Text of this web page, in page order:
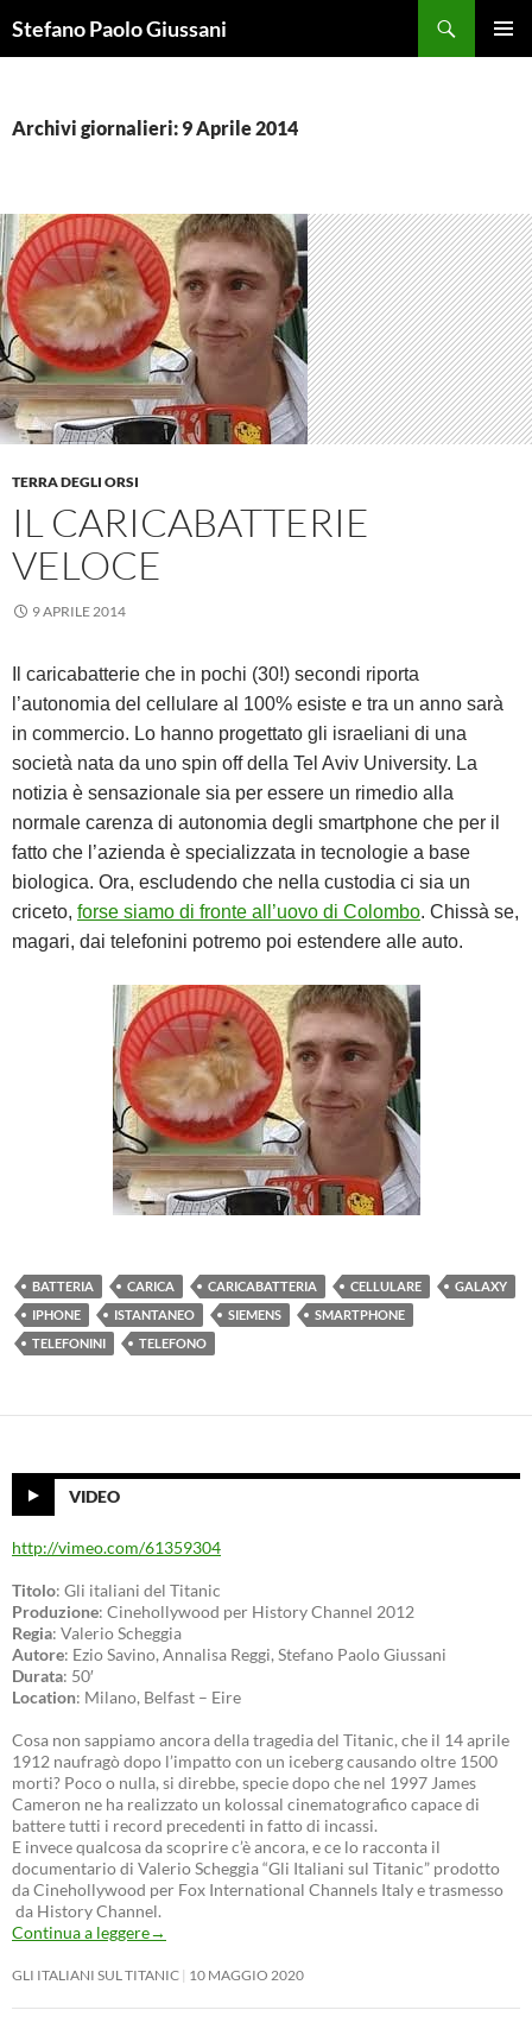
alStefano Paolo Giussani
Archivi giornalieri: 9 Aprile 2014
TERRA DEGLI ORSI
IL CARICABATTERIE
VELOCE
9 APRILE 2014
Il caricabatterie che in pochi (30!) secondi riporta
l’autonomia del cellulare al 100% esiste e tra un anno sarà
in commercio. Lo hanno progettato gli israeliani di una
società nata da uno spin off della Tel Aviv University. La
notizia è sensazionale sia per essere un rimedio alla
normale carenza di autonomia degli smartphone che per il
fatto che l’azienda è specializzata in tecnologie a base
biologica. Ora, escludendo che nella custodia ci sia un
criceto, forse siamo di fronte all’uovo di Colombo. Chissà se,
magari, dai telefonini potremo poi estendere alle auto.
BATTERIA CARICA CARICABATTERIA CELLULARE
GALAXY
IPHONE
ISTANTANEO SIEMENS
SMARTPHONE
TELEFONINI
TELEFONO
VIDEO
http://vimeo.com/61359304
Titolo: Gli italiani del Titanic
Produzione: Cinehollywood per History Channel 2012
Regia: Valerio Scheggia
Autore: Ezio Savino, Annalisa Reggi, Stefano Paolo Giussani
Durata: 50′
Location: Milano, Belfast – Eire
Cosa non sappiamo ancora della tragedia del Titanic, che il 14 aprile
1912 naufragò dopo l’impatto con un iceberg causando oltre 1500
morti? Poco o nulla, si direbbe, specie dopo che nel 1997 James
Cameron ne ha realizzato un kolossal cinematografico capace di
battere tutti i record precedenti in fatto di incassi.
E invece qualcosa da scoprire c’è ancora, e ce lo racconta il
documentario di Valerio Scheggia “Gli Italiani sul Titanic” prodotto
da Cinehollywood per Fox International Channels Italy e trasmesso
da History Channel.
Continua a leggere→
GLI ITALIANI SUL TITANIC 10 MAGGIO 2020